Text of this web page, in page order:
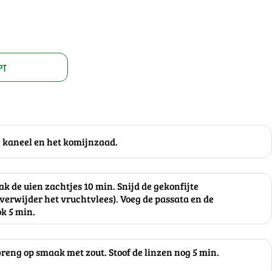
en het komijnzaad.
de uien zachtjes 10 min. Snijd de gekonfijte
het vruchtvlees). Voeg de passata en de
5 min.
op smaak met zout. Stoof de linzen nog 5 min.